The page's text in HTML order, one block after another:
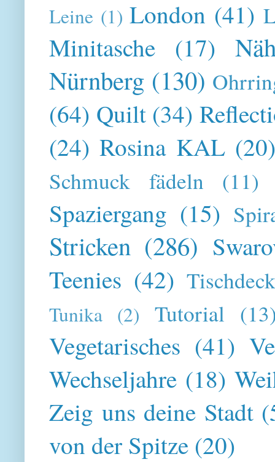
Leine (1) London (41)
Minitasche (17)
Nürnberg (130)
(64) Quilt (34)
(24) Rosina KAL
Schmuck fädeln (11)
Spaziergang (15)
Stricken (286)
Teenies (42)
Tunika (2) Tutorial
Vegetarisches (41)
Wechseljahre (18)
Zeig uns deine Stadt
von der Spitze (20)